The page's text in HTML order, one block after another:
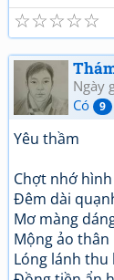
☆
☆
☆
☆
☆
Ngày
Có
9
Yêu thầm
Chợt nhớ
Đêm dài
Mơ màng
Mộng ảo
Lóng lánh thu